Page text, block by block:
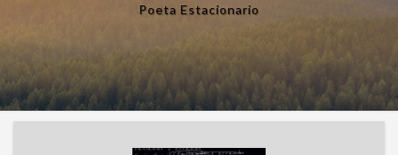
Poeta Estacionario